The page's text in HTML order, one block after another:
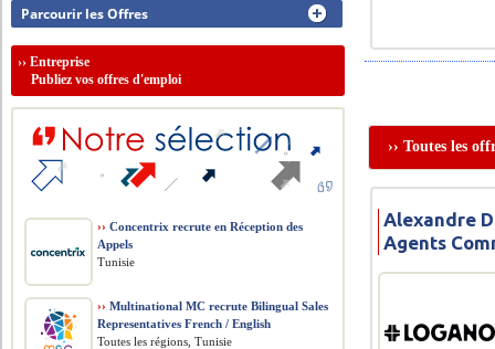
›› Toutes les
Alexandre
Agents
Parcourir les Offres
››Entreprise
Publiez vos offres d'emploi
›› Concentrix recrute en Réception des
Appels
Tunisie
›› Multinational MC recrute Bilingual Sales
Representatives French / English
Toutes les régions, Tunisie